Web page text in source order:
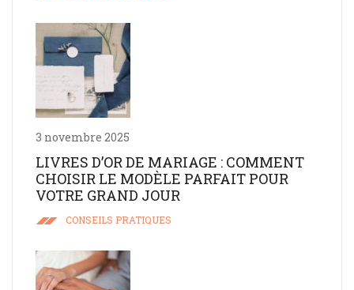
3 novembre 2025
LIVRES D’OR DE MARIAGE : COMMENT
CHOISIR LE MODÈLE PARFAIT POUR
VOTRE GRAND JOUR
CONSEILS PRATIQUES